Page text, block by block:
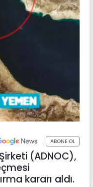
ABONE OL
(ADNOC),
kararı aldı.